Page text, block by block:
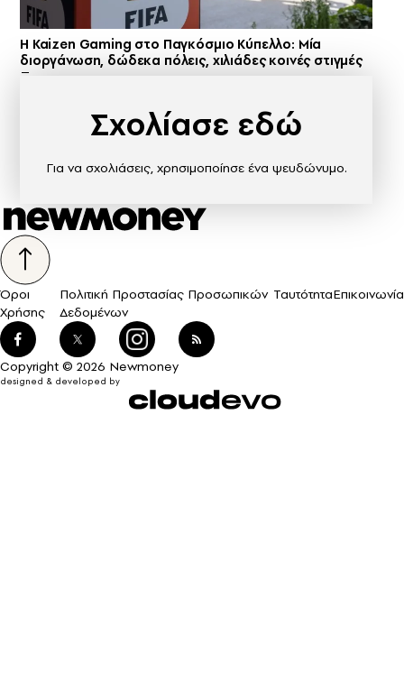
H Kaizen Gaming στο Παγκόσμιο Kύπελλο: Μία
διοργάνωση, δώδεκα πόλεις, χιλιάδες κοινές στιγμές
Σχολίασε εδώ
Για να σχολιάσεις, χρησιμοποίησε ένα ψευδώνυμο.
Όροι
Χρήσης
Πολιτική Προστασίας Προσωπικών
Δεδομένων
ΤαυτότηταΕπικοινωνία
Copyright © 2026 Newmoney
designed & developed by